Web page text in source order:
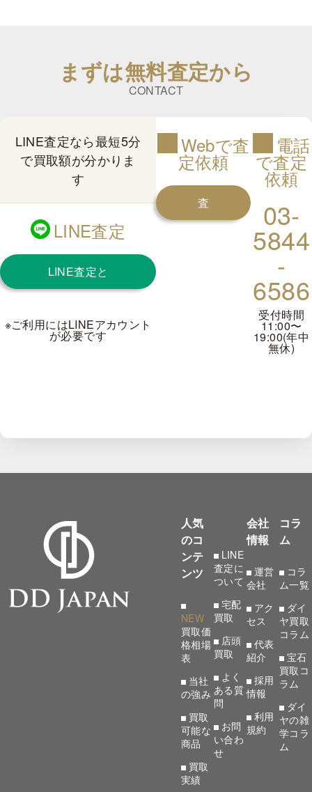
まずは無料査定から
CONTACT
LINE査定なら最短5分
で買取額が分かりま
す
LINE査定
LINE査定と
※ご利用にはLINEアカウント
が必要です
Webで査
定依頼
査
電話
で査定
依頼
03-
5844
-
6586
受付時間
11:00〜
19:00(年中
無休)
人気
のコ
ンテ
ンツ
NEW
買取価
格相場
表
当社
の強み
買取
可能な
商品
買取
実績
LINE
査定に
ついて
宅配
買取
店頭
買取
よく
ある質
問
お問
い合わ
せ
会社
情報
運営
会社
アク
セス
代表
紹介
採用
情報
利用
規約
コラ
ム
コラ
ム一覧
ダイ
ヤ買取
コラム
宝石
買取コ
ラム
ダイ
ヤの雑
学コラ
ム